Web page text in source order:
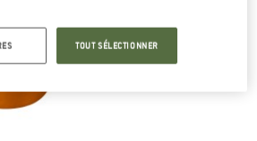
TOUT SÉLECTIONNER